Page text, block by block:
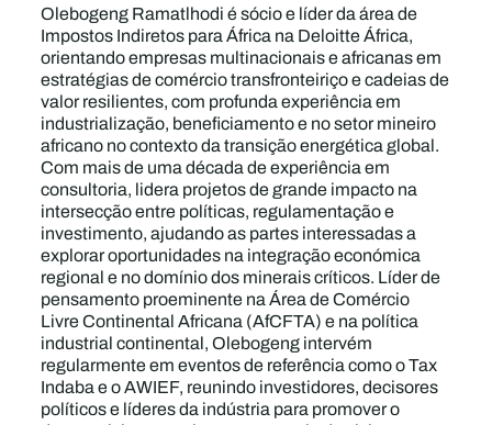
Olebogeng Ramatlhodi é sócio e líder da área de
Impostos Indiretos para África na Deloitte África,
orientando empresas multinacionais e africanas em
estratégias de comércio transfronteiriço e cadeias de
valor resilientes, com profunda experiência em
industrialização, beneficiamento e no setor mineiro
africano no contexto da transição energética global.
Com mais de uma década de experiência em
consultoria, lidera projetos de grande impacto na
intersecção entre políticas, regulamentação e
investimento, ajudando as partes interessadas a
explorar oportunidades na integração económica
regional e no domínio dos minerais críticos. Líder de
pensamento proeminente na Área de Comércio
Livre Continental Africana (AfCFTA) e na política
industrial continental, Olebogeng intervém
regularmente em eventos de referência como o Tax
Indaba e o AWIEF, reunindo investidores, decisores
políticos e líderes da indústria para promover o